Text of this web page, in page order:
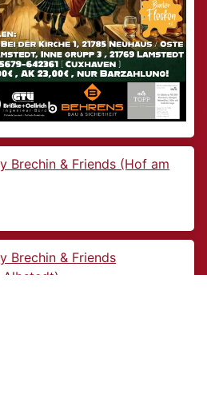
Brechin & Friends (Hof am
Brechin & Friends
Albstedt)